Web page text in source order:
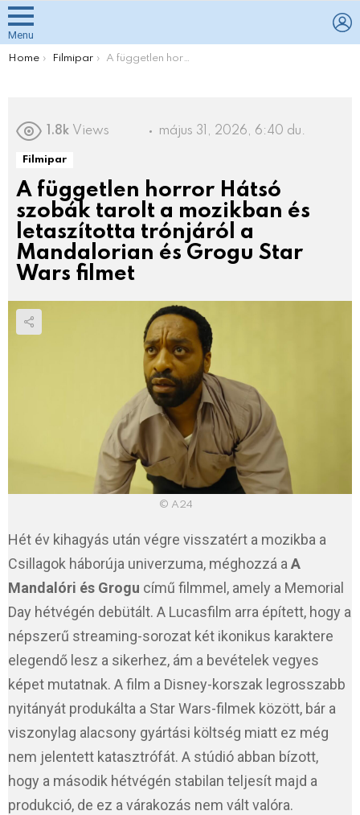
Menu
You are here:
Home Filmipar A független horror Hátsó szobák tarolt a mozikban és letaszította trónjáról a Mandalorian és Grogu Star Wars filmet
1.8k Views május 31, 2026, 6:40 du.
Filmipar
A független horror Hátsó
szobák tarolt a mozikban és
letaszította trónjáról a
Mandalorian és Grogu Star
Wars filmet
© A24
Hét év kihagyás után végre visszatért a mozikba a
Csillagok háborúja univerzuma, méghozzá a A
Mandalóri és Grogu című filmmel, amely a Memorial
Day hétvégén debütált. A Lucasfilm arra épített, hogy a
népszerű streaming-sorozat két ikonikus karaktere
elegendő lesz a sikerhez, ám a bevételek vegyes
képet mutatnak. A film a Disney-korszak legrosszabb
nyitányát produkálta a Star Wars-filmek között, bár a
viszonylag alacsony gyártási költség miatt ez még
nem jelentett katasztrófát. A stúdió abban bízott,
hogy a második hétvégén stabilan teljesít majd a
produkció, de ez a várakozás nem vált valóra.